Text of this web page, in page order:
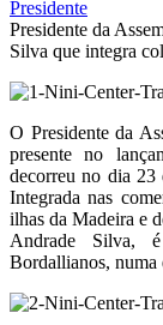
Presidente
Presidente da
Silva que integra
O Presidente da
presente no
decorreu no dia
Integrada nas
ilhas da Madeira e
Andrade Silva,
Bordallianos, numa